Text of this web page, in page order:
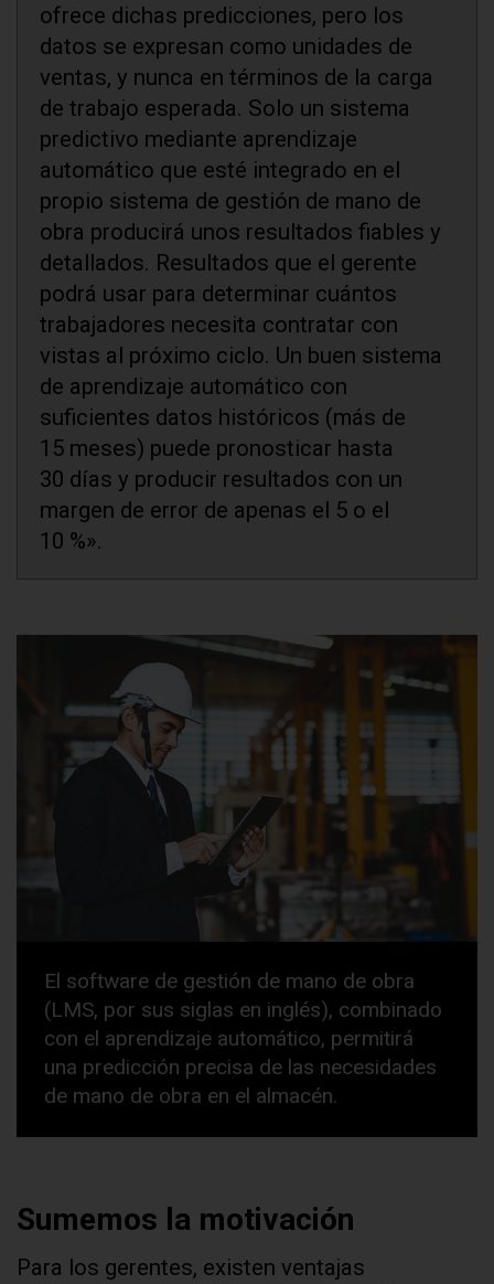
ofrece dichas predicciones, pero los
datos se expresan como unidades de
ventas, y nunca en términos de la carga
de trabajo esperada. Solo un sistema
predictivo mediante aprendizaje
automático que esté integrado en el
propio sistema de gestión de mano de
obra producirá unos resultados fiables y
detallados. Resultados que el gerente
podrá usar para determinar cuántos
trabajadores necesita contratar con
vistas al próximo ciclo. Un buen sistema
de aprendizaje automático con
suficientes datos históricos (más de
15 meses) puede pronosticar hasta
30 días y producir resultados con un
margen de error de apenas el 5 o el
10 %».
El software de gestión de mano de obra
(LMS, por sus siglas en inglés), combinado
con el aprendizaje automático, permitirá
una predicción precisa de las necesidades
de mano de obra en el almacén.
Sumemos la motivación
Para los gerentes, existen ventajas